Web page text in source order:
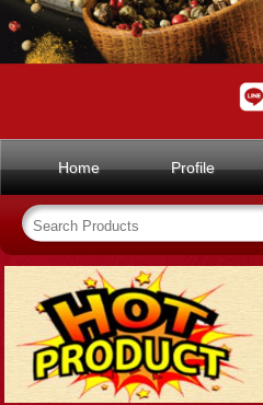
Home Profile